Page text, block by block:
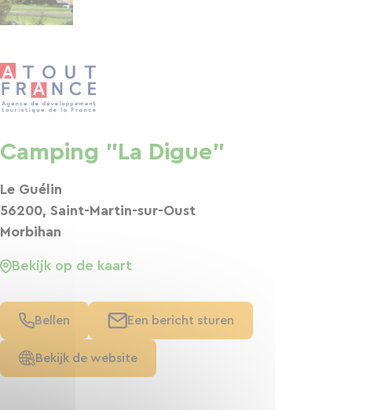
Camping "La Digue"
Le Guélin
56200, Saint-Martin-sur-Oust
Morbihan
Bekijk op de kaart
Bellen Een bericht sturen
Bekijk de website